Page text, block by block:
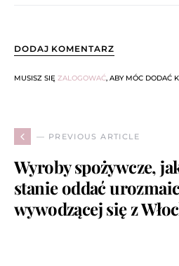
DODAJ KOMENTARZ
MUSISZ SIĘ ZALOGOWAĆ, ABY MÓC DODAĆ
— PREVIOUS ARTICLE
Wyroby spożywcze,
stanie oddać
wywodzącej się z